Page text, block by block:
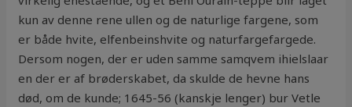
kun av denne rene ullen og de naturlige fargene, som
er både hvite, elfenbeinshvite og naturfargefargede.
Dersom nogen, der er uden samme samqvem ihielslaar
en der er af brøderskabet, da skulde de hevne hans
død, om de kunde; 1645-56 (kanskje lenger) bur Vetle